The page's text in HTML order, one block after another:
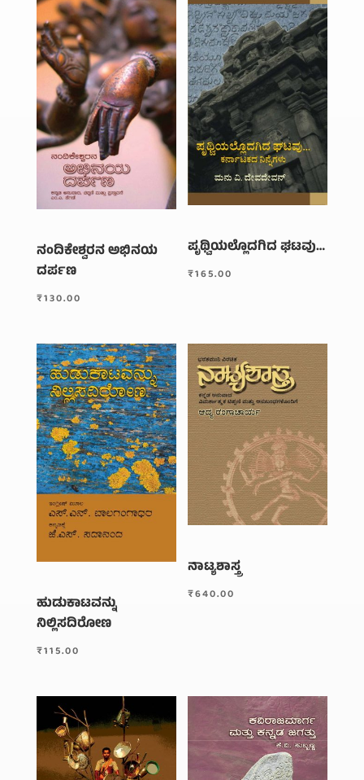
ನಂದಿಕೇಶ್ವರನ ಅಭಿನಯ
ದರ್ಪಣ
₹130.00
ಪೃಥ್ವಿಯಲ್ಲೊದಗಿದ ಘಟವು…
₹165.00
ಹುಡುಕಾಟವನ್ನು
ನಿಲ್ಲಿಸದಿರೋಣ
₹115.00
ನಾಟ್ಯಶಾಸ್ತ್ರ
₹640.00